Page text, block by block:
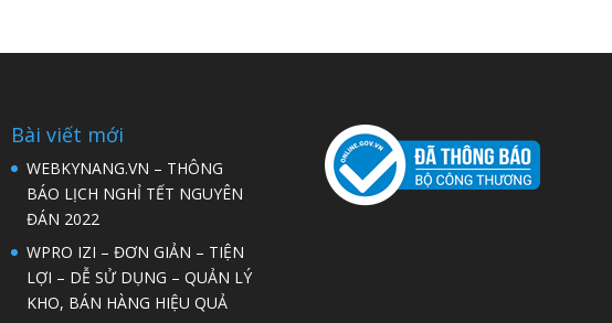
Bài viết mới
WEBKYNANG.VN – THÔNG
BÁO LỊCH NGHỈ TẾT NGUYÊN
ĐÁN 2022
WPRO IZI – ĐƠN GIẢN – TIỆN
LỢI – DỄ SỬ DỤNG – QUẢN LÝ
KHO, BÁN HÀNG HIỆU QUẢ